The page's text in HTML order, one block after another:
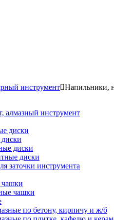
инструмент Напильники,
алмазный инструмент
диски
диски
диски
заточки инструмента
чашки
по бетону, кирпичу и ж/б